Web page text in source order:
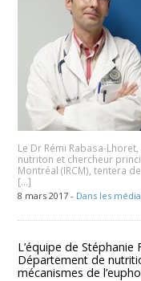
Le Dr Rémi Rabasa-
nutriton et chercheur
Montréal (IRCM), tentera
[…]
8 mars 2017 - Dans les
L’équipe de
Département de
mécanismes de